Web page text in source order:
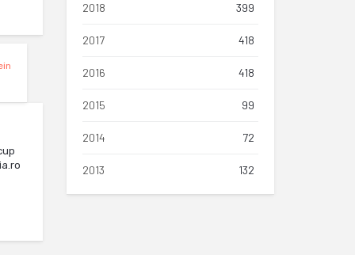
2018 399
2017 418
2016 418
2015 99
2014 72
2013 132